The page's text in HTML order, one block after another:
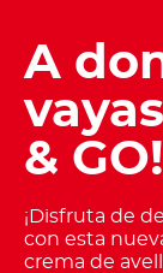
A
&
¡Disfruta de
con esta
crema de